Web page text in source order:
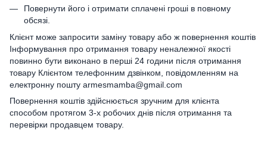
Повернути його і отримати сплачені гроші в повному
обсязі.
Клієнт може запросити заміну товару або ж повернення коштів
Інформування про отримання товару неналежної якості
повинно бути виконано в перші 24 години після отримання
товару Клієнтом телефонним дзвінком, повідомленням на
електронну пошту armesmamba@gmail.com
Повернення коштів здійснюється зручним для клієнта
способом протягом 3-х робочих днів після отримання та
перевірки продавцем товару.